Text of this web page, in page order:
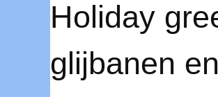
Holiday
glijbanen